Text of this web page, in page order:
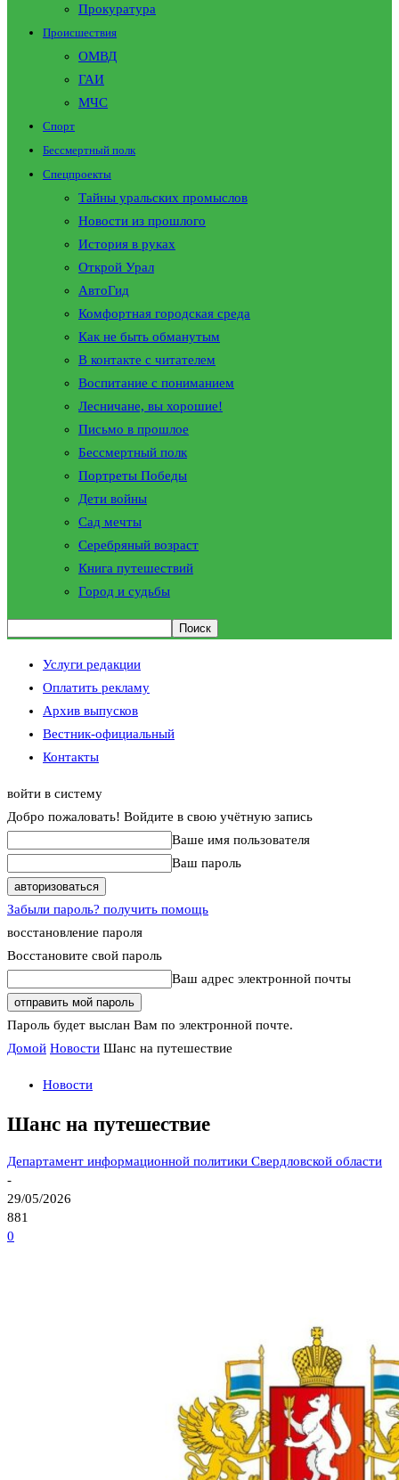
Прокуратура
Происшествия
ОМВД
ГАИ
МЧС
Спорт
Бессмертный полк
Спецпроекты
Тайны уральских промыслов
Новости из прошлого
История в руках
Открой Урал
АвтоГид
Комфортная городская среда
Как не быть обманутым
В контакте с читателем
Воспитание с пониманием
Лесничане, вы хорошие!
Письмо в прошлое
Бессмертный полк
Портреты Победы
Дети войны
Сад мечты
Серебряный возраст
Книга путешествий
Город и судьбы
Услуги редакции
Оплатить рекламу
Архив выпусков
Вестник-официальный
Контакты
войти в систему
Добро пожаловать! Войдите в свою учётную запись
Ваше имя пользователя
Ваш пароль
Забыли пароль? получить помощь
восстановление пароля
Восстановите свой пароль
Ваш адрес электронной почты
Пароль будет выслан Вам по электронной почте.
Домой Новости Шанс на путешествие
Новости
Шанс на путешествие
Департамент информационной политики Свердловской области
-
29/05/2026
881
0